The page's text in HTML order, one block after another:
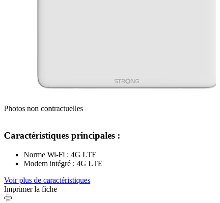
Photos non contractuelles
Caractéristiques principales :
Norme Wi-Fi : 4G LTE
Modem intégré : 4G LTE
Voir plus de caractéristiques
Imprimer la fiche